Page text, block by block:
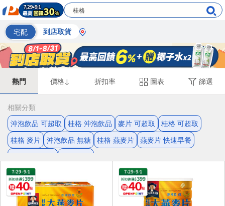
宅配 到店取貨
熱門 價格↓ 折扣率 圖表 篩選
相關分類
沖泡飲品 可超取
桂格 沖泡飲品 麥片 可超取
桂格 可超取
桂格 麥片 沖泡飲品 無糖 桂格 燕麥片 燕麥片 快速早餐